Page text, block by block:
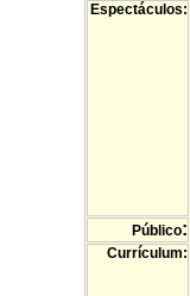
Espectáculos:
Público:
Currículum: